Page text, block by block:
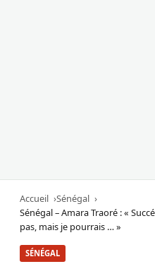
Accueil
Sénégal
Sénégal – Amara Traoré : «
pas, mais je pourrais … »
SÉNÉGAL